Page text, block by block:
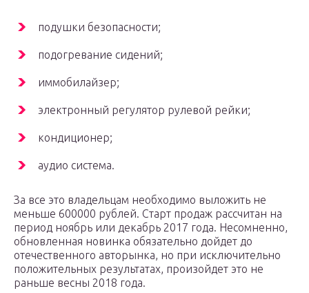
подушки безопасности;
подогревание сидений;
иммобилайзер;
электронный регулятор рулевой рейки;
кондиционер;
аудио система.
За все это владельцам необходимо выложить не
меньше 600000 рублей. Старт продаж рассчитан на
период ноябрь или декабрь 2017 года. Несомненно,
обновленная новинка обязательно дойдет до
отечественного авторынка, но при исключительно
положительных результатах, произойдет это не
раньше весны 2018 года.